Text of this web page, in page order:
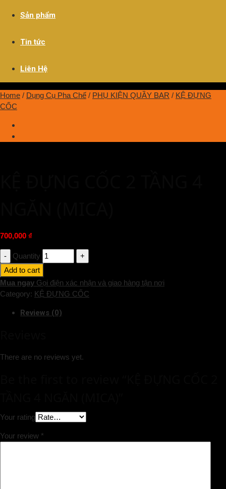
Sản phẩm
Tin tức
Liên Hệ
Home / Dụng Cụ Pha Chế / PHỤ KIỆN QUẦY BAR / KỆ ĐỰNG
CỐC
700,000 ₫
Quantity
Add to cart
Mua ngay Gọi điện xác nhận và giao hàng tận nơi
Category: KỆ ĐỰNG CỐC
Reviews (0)
There are no reviews yet.
Your rating
Your review *